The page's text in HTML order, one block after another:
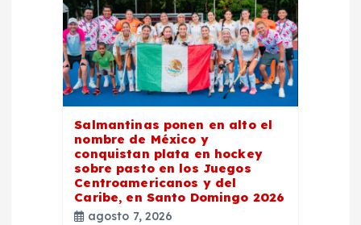
Salmantinas ponen en alto el
nombre de México y
conquistan plata en hockey
sobre pasto en los Juegos
Centroamericanos y del
Caribe, en Santo Domingo 2026
agosto 7, 2026